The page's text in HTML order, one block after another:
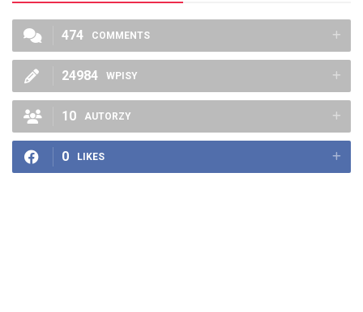
474 COMMENTS
24984 WPISY
10 AUTORZY
0 LIKES